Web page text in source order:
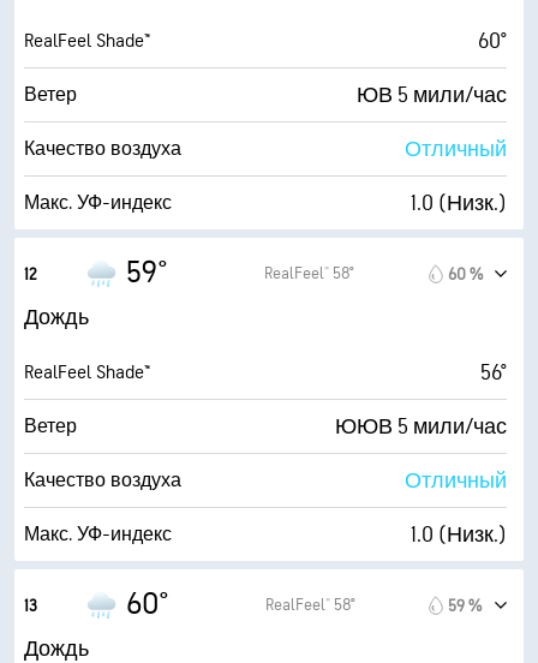
Точка росы 52° F
AccuLumen Brightness Index™ 1 (Темно)
Облачность 99 %
Видимость 10 мили
RealFeel Shade™ 60°
Ветер ЮВ 5 мили/час
Качество воздуха Отличный
Макс. УФ-индекс 1.0 (Низк.)
Влажность
Точка росы 52° F
AccuLumen Brightness Index™ 1 (Темно)
Облачность 100 %
Видимость 10 мили
12 59° RealFeel® 58° 60 %
Дождь
RealFeel Shade™ 56°
Ветер ЮЮВ 5 мили/час
Качество воздуха Отличный
Макс. УФ-индекс 1.0 (Низк.)
Влажность
13 60° RealFeel® 58° 59 %
Дождь